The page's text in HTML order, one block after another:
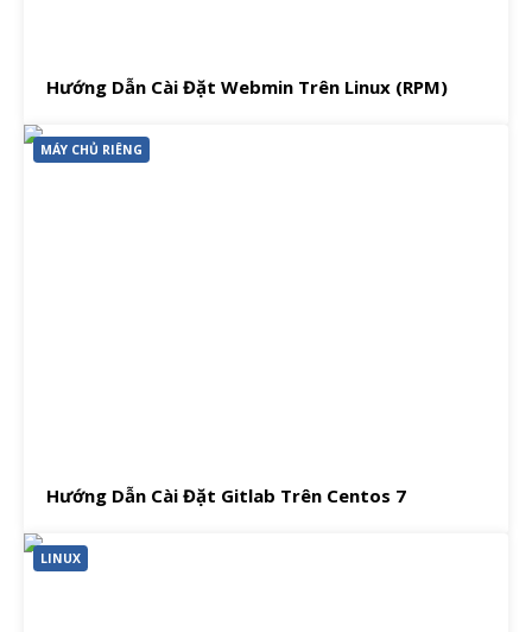
Hướng Dẫn Cài Đặt Webmin Trên Linux (RPM)
MÁY CHỦ RIÊNG
Hướng Dẫn Cài Đặt Gitlab Trên Centos 7
LINUX